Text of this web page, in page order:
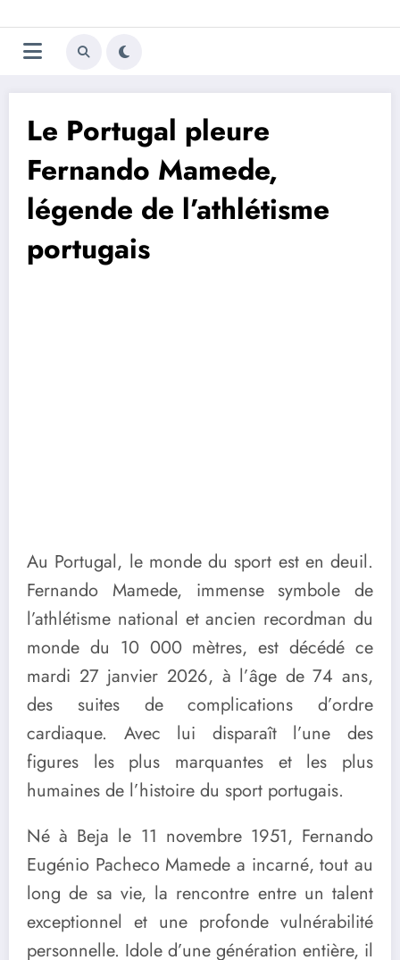
au
contenu
Trivela
L'actualité du football
Le Portugal pleure
Fernando Mamede,
légende de l’athlétisme
portugais
Au Portugal, le monde du sport est en deuil.
Fernando Mamede, immense symbole de
l’athlétisme national et ancien recordman du
monde du 10 000 mètres, est décédé ce
mardi 27 janvier 2026, à l’âge de 74 ans,
des suites de complications d’ordre
cardiaque. Avec lui disparaît l’une des
figures les plus marquantes et les plus
humaines de l’histoire du sport portugais.
Né à Beja le 11 novembre 1951, Fernando
Eugénio Pacheco Mamede a incarné, tout au
long de sa vie, la rencontre entre un talent
exceptionnel et une profonde vulnérabilité
personnelle. Idole d’une génération entière, il